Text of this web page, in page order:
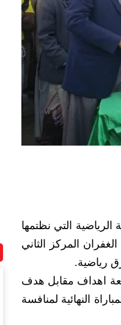
التي نظتمها
المركز الثاني
رياضية.
اهداف مقابل هدف
النهائية لمنافسة